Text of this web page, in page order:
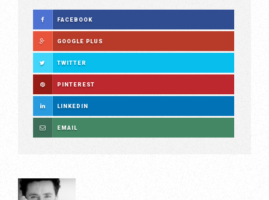
FACEBOOK
GOOGLE PLUS
TWITTER
PINTEREST
LINKEDIN
EMAIL